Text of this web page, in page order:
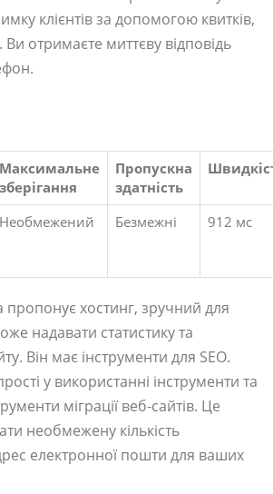
клієнтів за допомогою квитків,
Ви отримаєте миттєву відповідь
Максимальне
зберігання
Пропускна
здатність
Необмежений Безмежні 912 мс
пропонує хостинг, зручний для
надавати статистику та
Він має інструменти для SEO.
у використанні інструменти та
міграції веб-сайтів. Це
необмежену кількість
електронної пошти для ваших